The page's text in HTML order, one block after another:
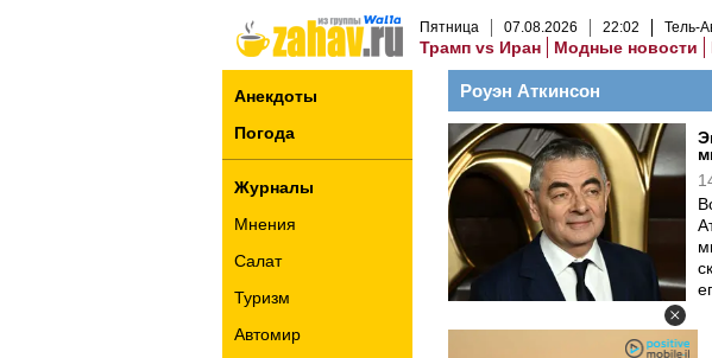
Пятница 07.08.2026 22:02 Тель-
Трамп vs Иран Модные новости
Анекдоты
Погода
Журналы
Мнения
Салат
Туризм
Автомир
Роуэн Аткинсон